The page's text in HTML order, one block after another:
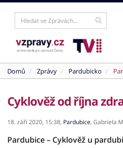
Domů Zprávy Pardubicko
Cyklověž od října
18. září 2020, 15:38, Pardubice, Gabriela
Pardubice – Cyklověž u